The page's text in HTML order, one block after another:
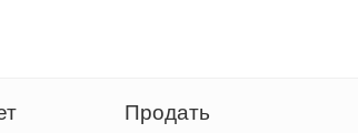
Продать